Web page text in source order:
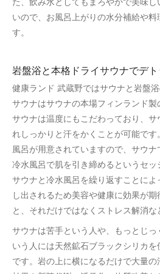
いので、お風呂上がりの水分補給や
す。
岩盤浴と本格ドライサウナでデ
健康ランド 武蔵野ではサウナと岩盤
サウナはサウナの本場フィンランド製
サウナは温度にもこだわっており、
れしっかりと汗をかくことが可能で
風呂が用意されていますので、サウ
冷水風呂で肌を引き締めるというセッ
サウナと冷水風呂を繰り返すことに
し出されるため美容や健康に効果が
と、それだけではなくストレス解消な
サウナは苦手という人や、もっとじっ
いう人には天然鉱石ブラックシリカ
です。岩の上に横になるだけで大量